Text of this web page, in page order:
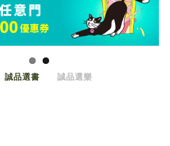
誠品選書 誠品選樂